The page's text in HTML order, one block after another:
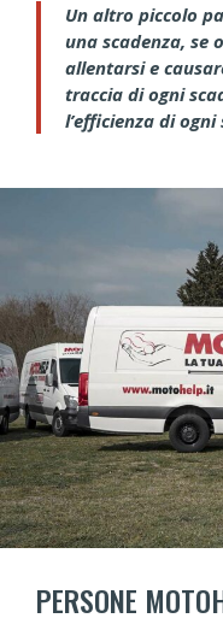
Un altro piccolo
una scadenza, se
allentarsi e
traccia di ogni
l’efficienza di
PERSONE